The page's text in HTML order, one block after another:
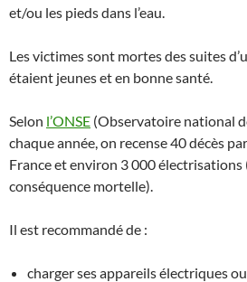
et/ou les pieds dans l’eau.
Les victimes sont mortes des suites
étaient jeunes et en bonne santé.
Selon l’ONSE (Observatoire national
chaque année, on recense 40 décès
France et environ 3 000 électrisations
conséquence mortelle).
Il est recommandé de :
charger ses appareils électriques